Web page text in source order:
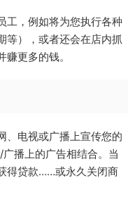
工，例如将为您执行各种
等），或者还会在店内抓
更多的钱。
、电视或广播上宣传您的
播上的广告相结合。当
得贷款……或永久关闭商